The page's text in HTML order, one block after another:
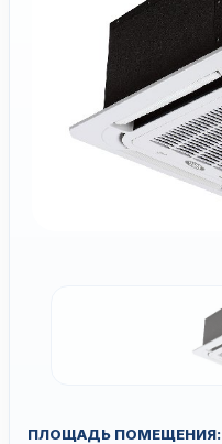
ПЛОЩАДЬ ПОМЕЩЕНИЯ: